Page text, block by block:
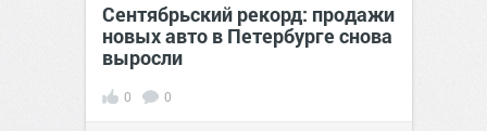
Сентябрьский рекорд: продажи
новых авто в Петербурге снова
выросли
0 0